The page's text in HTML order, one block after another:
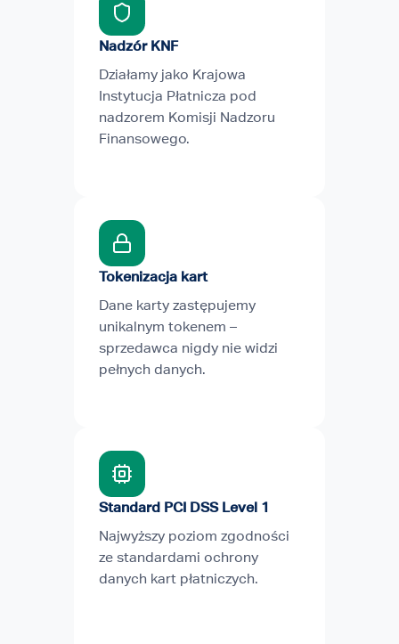
Nadzór KNF
Działamy jako Krajowa
Instytucja Płatnicza pod
nadzorem Komisji Nadzoru
Finansowego.
Tokenizacja kart
Dane karty zastępujemy
unikalnym tokenem –
sprzedawca nigdy nie widzi
pełnych danych.
Standard PCI DSS Level 1
Najwyższy poziom zgodności
ze standardami ochrony
danych kart płatniczych.